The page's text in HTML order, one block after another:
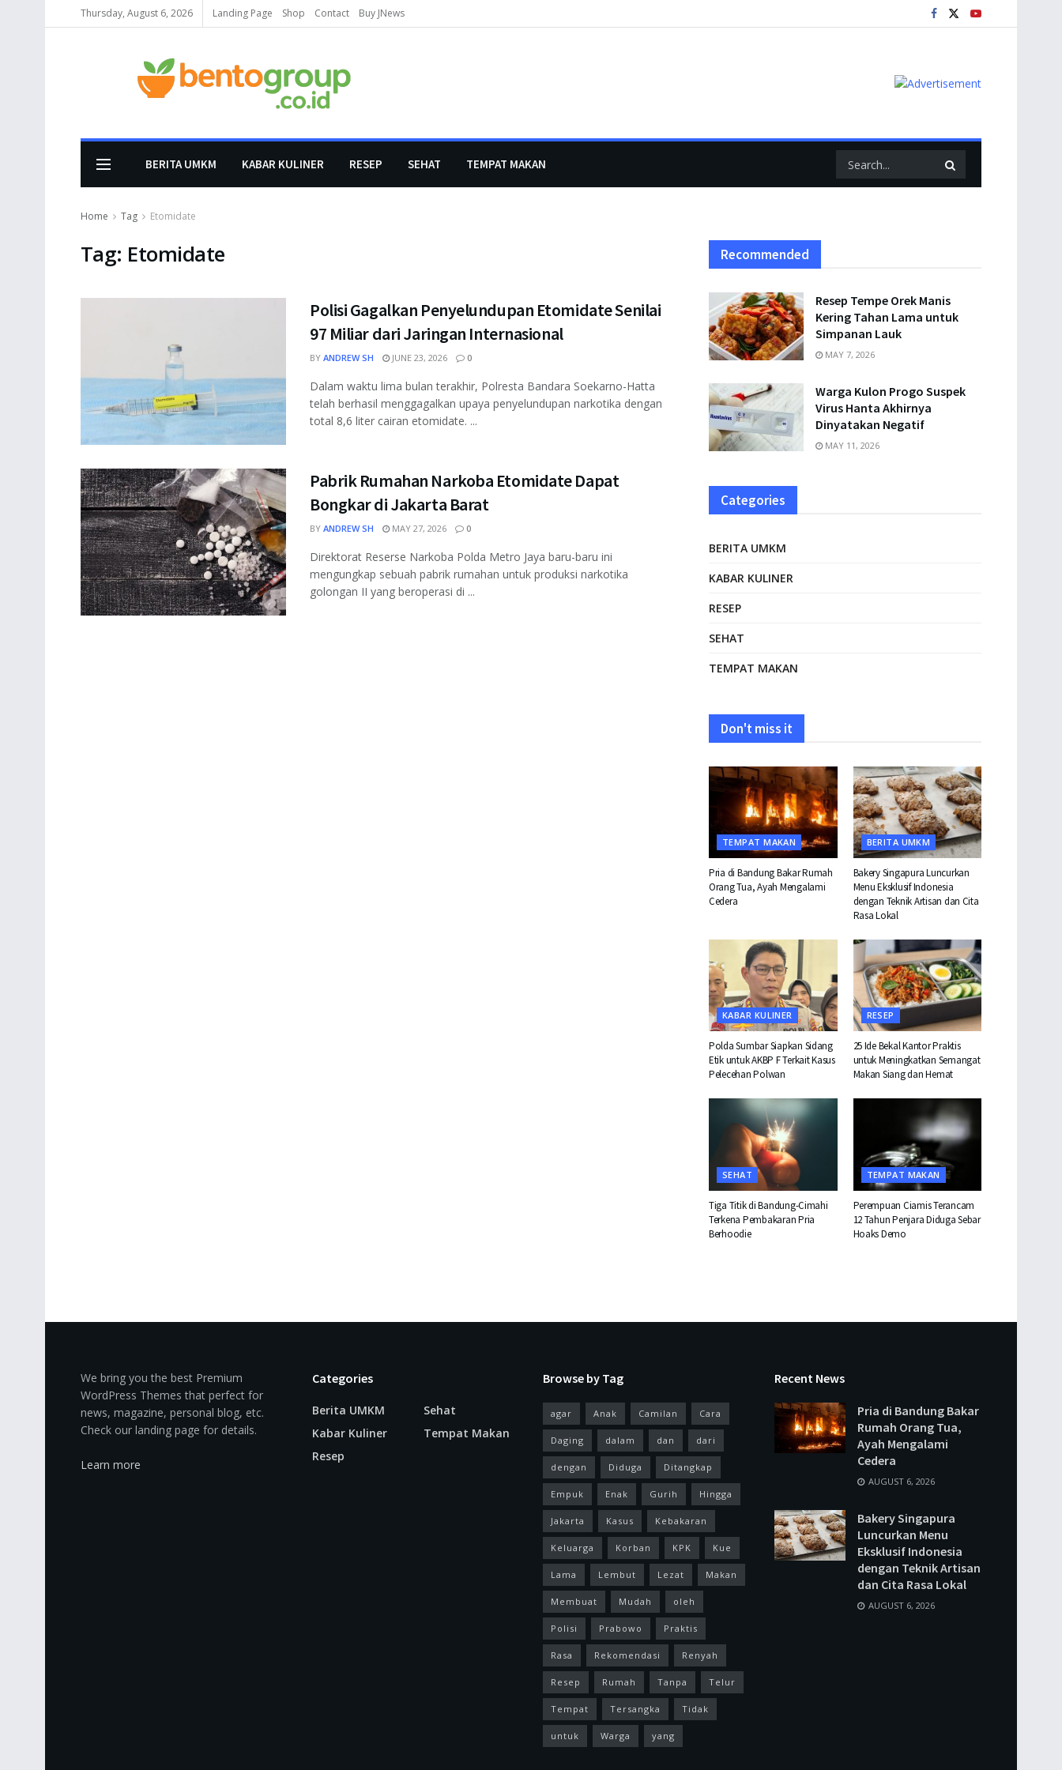
Thursday, August 6, 2026 Landing Page Shop Contact Buy JNews
BERITA UMKM KABAR KULINER RESEP SEHAT TEMPAT MAKAN
Home Tag Etomidate
Tag: Etomidate
Polisi Gagalkan Penyelundupan Etomidate Senilai
97 Miliar dari Jaringan Internasional
BY ANDREW SH JUNE 23, 2026 0
Dalam waktu lima bulan terakhir, Polresta Bandara Soekarno-Hatta
telah berhasil menggagalkan upaya penyelundupan narkotika dengan
total 8,6 liter cairan etomidate. ...
Pabrik Rumahan Narkoba Etomidate Dapat
Bongkar di Jakarta Barat
BY ANDREW SH MAY 27, 2026 0
Direktorat Reserse Narkoba Polda Metro Jaya baru-baru ini
mengungkap sebuah pabrik rumahan untuk produksi narkotika
golongan II yang beroperasi di ...
Recommended
Resep Tempe Orek Manis
Kering Tahan Lama untuk
Simpanan Lauk
MAY 7, 2026
Warga Kulon Progo Suspek
Virus Hanta Akhirnya
Dinyatakan Negatif
MAY 11, 2026
Categories
BERITA UMKM
KABAR KULINER
RESEP
SEHAT
TEMPAT MAKAN
Don't miss it
TEMPAT MAKAN
Pria di Bandung Bakar Rumah
Orang Tua, Ayah Mengalami
Cedera
BERITA UMKM
Bakery Singapura Luncurkan
Menu Eksklusif Indonesia
dengan Teknik Artisan dan Cita
Rasa Lokal
KABAR KULINER
Polda Sumbar Siapkan Sidang
Etik untuk AKBP F Terkait Kasus
Pelecehan Polwan
RESEP
25 Ide Bekal Kantor Praktis
untuk Meningkatkan Semangat
Makan Siang dan Hemat
SEHAT
Tiga Titik di Bandung-Cimahi
Terkena Pembakaran Pria
Berhoodie
TEMPAT MAKAN
Perempuan Ciamis Terancam
12 Tahun Penjara Diduga Sebar
Hoaks Demo
We bring you the best Premium
WordPress Themes that perfect for
news, magazine, personal blog, etc.
Check our landing page for details.
Learn more
Categories
Berita UMKM
Kabar Kuliner
Resep
Sehat
Tempat Makan
Browse by Tag
agar Anak Camilan Cara
Daging dalam dan dari
dengan Diduga Ditangkap
Empuk Enak Gurih Hingga
Jakarta Kasus Kebakaran
Keluarga Korban KPK Kue
Lama Lembut Lezat Makan
Membuat Mudah oleh
Polisi Prabowo Praktis
Rasa Rekomendasi Renyah
Resep Rumah Tanpa Telur
Tempat Tersangka Tidak
untuk Warga yang
Recent News
Pria di Bandung Bakar
Rumah Orang Tua,
Ayah Mengalami
Cedera
AUGUST 6, 2026
Bakery Singapura
Luncurkan Menu
Eksklusif Indonesia
dengan Teknik Artisan
dan Cita Rasa Lokal
AUGUST 6, 2026